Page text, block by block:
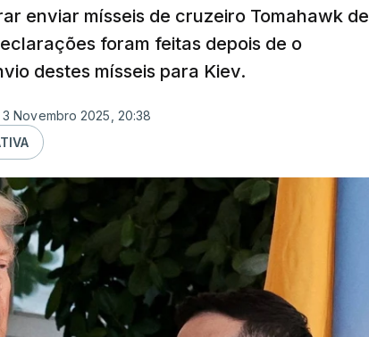
enviar mísseis de cruzeiro Tomahawk de
foram feitas depois de o
destes mísseis para Kiev.
Novembro 2025, 20:38